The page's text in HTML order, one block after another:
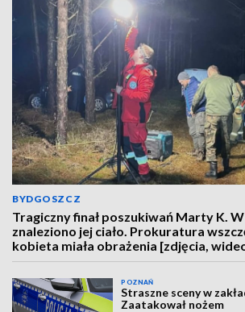
BYDGOSZCZ
Tragiczny finał poszukiwań Marty K.
znaleziono jej ciało. Prokuratura
kobieta miała obrażenia [zdjęcia,
POZNAŃ
Straszne sceny w
Zaatakował nożem